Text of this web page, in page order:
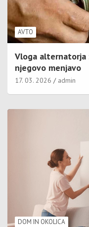
AVTO
Vloga alternatorja
njegovo menjavo
17. 03. 2026 admin
DOM IN OKOLICA